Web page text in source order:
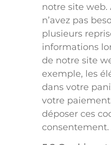
notre site web.
n’avez pas
plusieurs
informations
de notre site
exemple, les
dans votre
votre
déposer ces
consentement.